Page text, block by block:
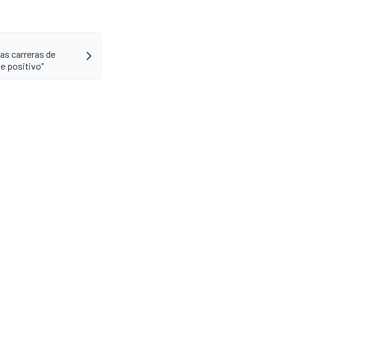
carreras de
positivo"